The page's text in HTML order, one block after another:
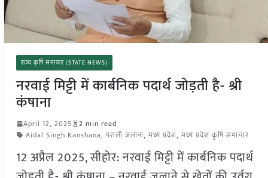
राज्य कृषि समाचार (STATE NEWS)
नरवाई मिट्टी में कार्बनिक पदार्थ जोड़ती है- श्री
कंषाना
April 12, 2025
2 min read
Aidal Singh Kanshana, पराली जलाना, मध्य प्रदेश, मध्य प्रदेश कृषि समाचार
12 अप्रैल 2025, सीहोर: नरवाई मिट्टी में कार्बनिक पदार्थ